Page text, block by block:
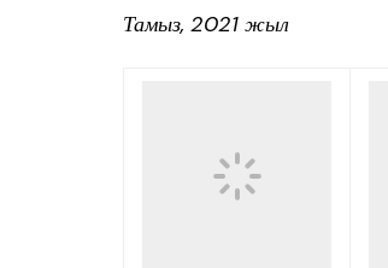
Парламент
Тамыз, 2021 жыл